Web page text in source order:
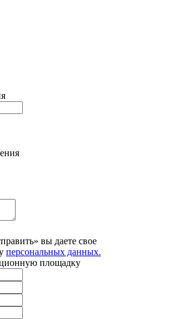
вы даете свое
персональных данных.
площадку